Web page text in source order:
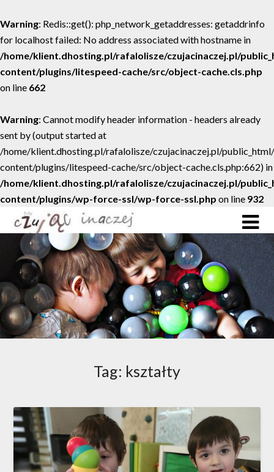
Warning: Redis::get(): php_network_getaddresses: getaddrinfo
for localhost failed: No address associated with hostname in
/home/klient.dhosting.pl/rafalolisze/czujacinaczej.pl/
content/plugins/litespeed-cache/src/object-cache.cls.php
on line 662
Warning: Cannot modify header information - headers already
sent by (output started at
/home/klient.dhosting.pl/rafalolisze/czujacinaczej.pl/
content/plugins/litespeed-cache/src/object-cache.cls.php:662) in
/home/klient.dhosting.pl/rafalolisze/czujacinaczej.pl/
content/plugins/wp-force-ssl/wp-force-ssl.php on line 932
Tag: kształty